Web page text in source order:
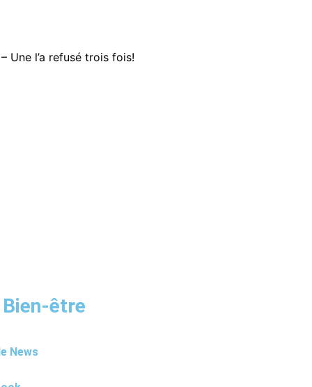
Une l’a refusé trois fois!
Bien-être
News